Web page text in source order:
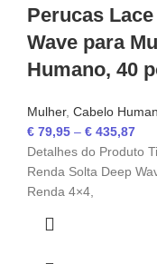
Perucas
Wave para
Humano, 40
Mulher, Cabelo
€ 79,95 – € 435,87
Detalhes do Produto
Renda Solta Deep
Renda 4×4,